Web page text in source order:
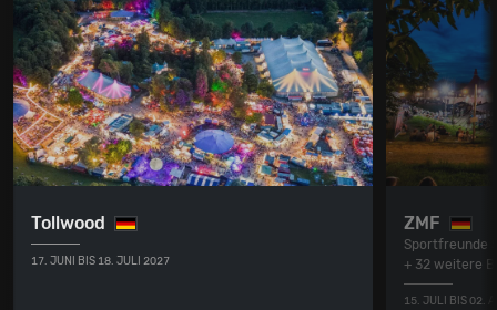
Tollwood
17. JUNI BIS 18. JULI 2027
ZMF
Sportfreunde
+ 32 weitere
15. JULI BIS 02.